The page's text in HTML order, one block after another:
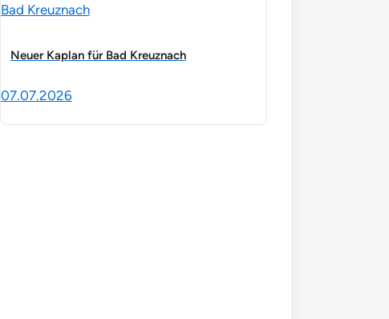
Bad Kreuznach
Neuer Kaplan für Bad Kreuznach
07.07.2026